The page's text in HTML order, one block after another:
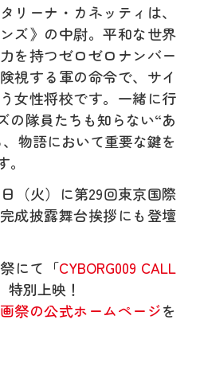
リーナ・カネッティは、
ズ》の中尉。平和な世界
を持つゼロゼロナンバー
視する軍の命令で、サイ
女性将校です。一緒に行
の隊員たちも知らない“あ
物語において重要な鍵を
（火）に第29回東京国際
成披露舞台挨拶にも登壇
にて「CYBORG009 CALL
特別上映！
祭の公式ホームページを